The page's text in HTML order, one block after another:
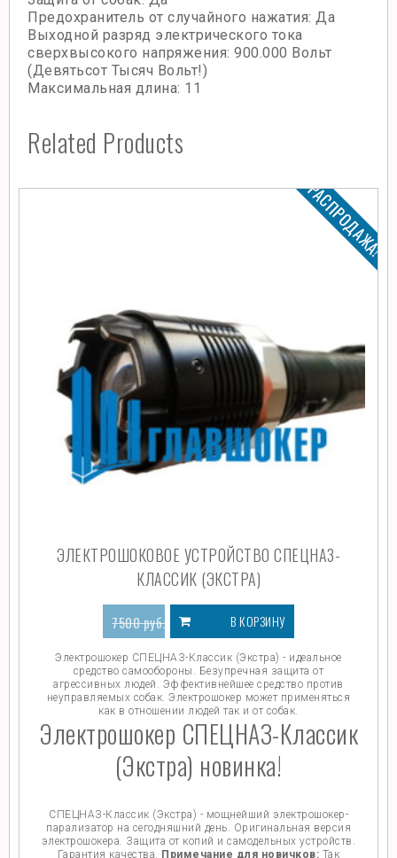
Предохранитель от случайного нажатия: Да
Выходной разряд электрического тока
сверхвысокого напряжения: 900.000 Вольт
(Девятьсот Тысяч Вольт!)
Максимальная длина: 11
Related Products
РАСПРОДАЖА!
ЭЛЕКТРОШОКОВОЕ УСТРОЙСТВО СПЕЦНАЗ-
КЛАССИК (ЭКСТРА)
7500руб.
6200руб.
В КОРЗИНУ
Электрошокер СПЕЦНАЗ-Классик (Экстра) - идеальное
средство самообороны. Безупречная защита от
агрессивных людей. Эффективнейшее средство против
неуправляемых собак. Электрошокер может применяться
как в отношении людей так и от собак.
Электрошокер СПЕЦНАЗ-Классик
(Экстра) новинка!
СПЕЦНАЗ-Классик (Экстра) - мощнейший электрошокер-
парализатор на сегодняшний день. Оригинальная версия
электрошокера. Защита от копий и самодельных устройств.
Гарантия качества. Примечание для новичков: Так